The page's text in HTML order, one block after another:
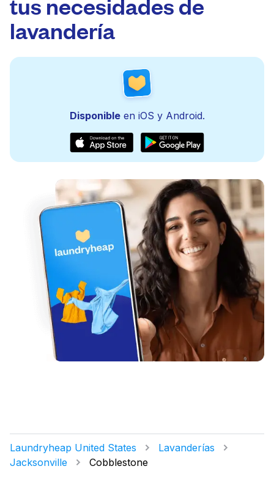
lavandería
Disponibleen iOS y Android.
Laundryheap United States
Lavanderías
Jacksonville
Cobblestone